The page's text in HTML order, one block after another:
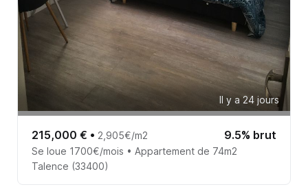
Il y a 24 jours
215,000 € • 2,905€/m2 9.5% brut
Se loue 1700€/mois • Appartement de 74m2
Talence (33400)